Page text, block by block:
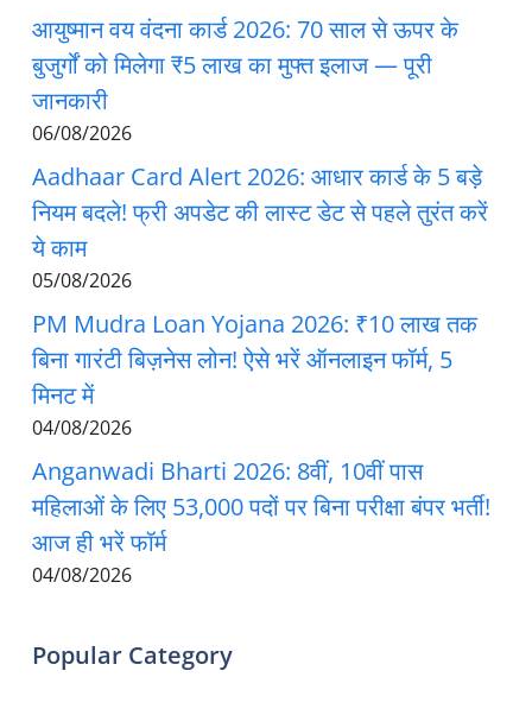
आयुष्मान वय वंदना कार्ड 2026: 70 साल से ऊपर के
बुजुर्गों को मिलेगा ₹5 लाख का मुफ्त इलाज — पूरी
जानकारी
06/08/2026
Aadhaar Card Alert 2026: आधार कार्ड के 5 बड़े
नियम बदले! फ्री अपडेट की लास्ट डेट से पहले तुरंत करें
ये काम
05/08/2026
PM Mudra Loan Yojana 2026: ₹10 लाख तक
बिना गारंटी बिज़नेस लोन! ऐसे भरें ऑनलाइन फॉर्म, 5
मिनट में
04/08/2026
Anganwadi Bharti 2026: 8वीं, 10वीं पास
महिलाओं के लिए 53,000 पदों पर बिना परीक्षा बंपर भर्ती!
आज ही भरें फॉर्म
04/08/2026
Popular Category